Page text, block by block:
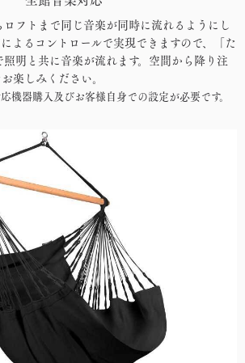
フトまで同じ音楽が同時に流れるようにし
よるコントロールで実現できますので、「た
明と共に音楽が流れます。空間から降り注
楽しみください。
機器購入及びお客様自身での設定が必要です。